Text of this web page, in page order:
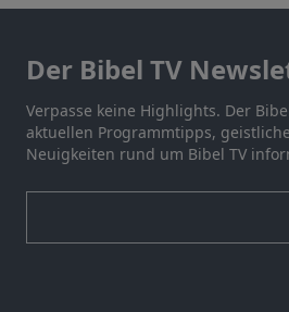
Der Bibel TV
Verpasse keine Highlights. Der
aktuellen Programmtipps,
Neuigkeiten rund um Bibel TV